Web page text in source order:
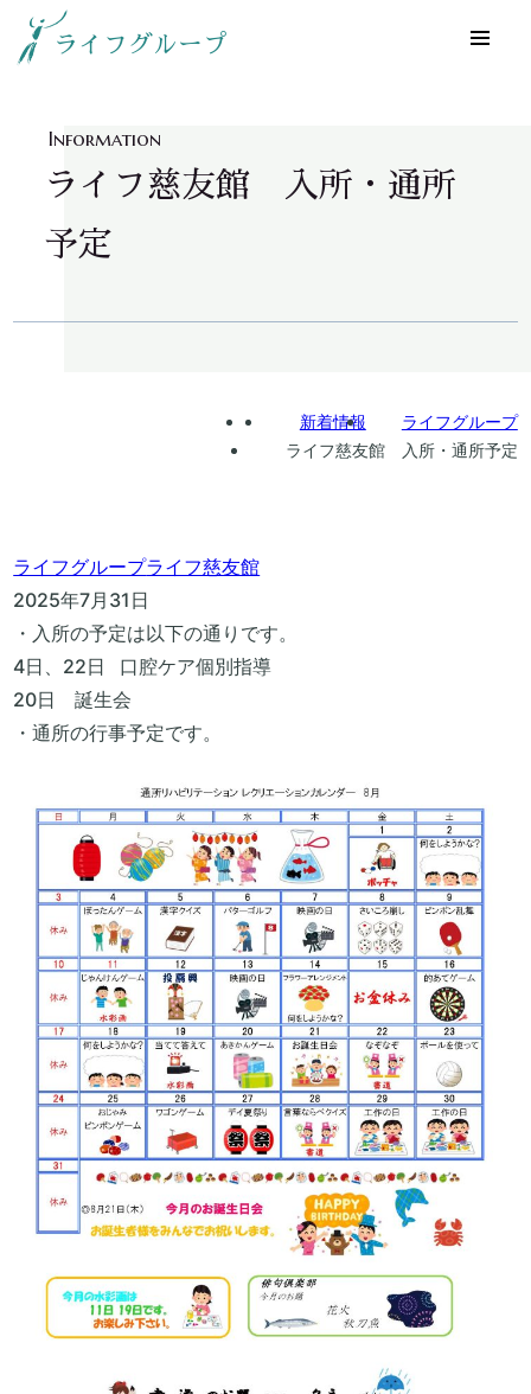
ライフグループ
Information
ライフ慈友館 入所・通所
予定
Home新着情報
ライフグループ
ライフ慈友館 入所・通所予定
ライフグループライフ慈友館
2025年7月31日
・入所の予定は以下の通りです。
4日、22日 口腔ケア個別指導
20日 誕生会
・通所の行事予定です。